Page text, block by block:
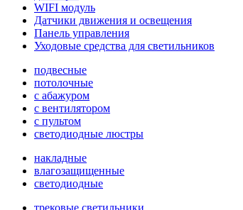
WIFI модуль
Датчики движения и освещения
Панель управления
Уходовые средства для светильников
подвесные
потолочные
с абажуром
с вентилятором
с пультом
светодиодные люстры
накладные
влагозащищенные
светодиодные
трековые светильники